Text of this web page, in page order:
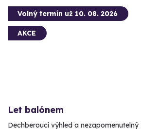
Volný termín už 10. 08. 2026
AKCE
Let balónem
Dechberoucí výhled a nezapomenutelný